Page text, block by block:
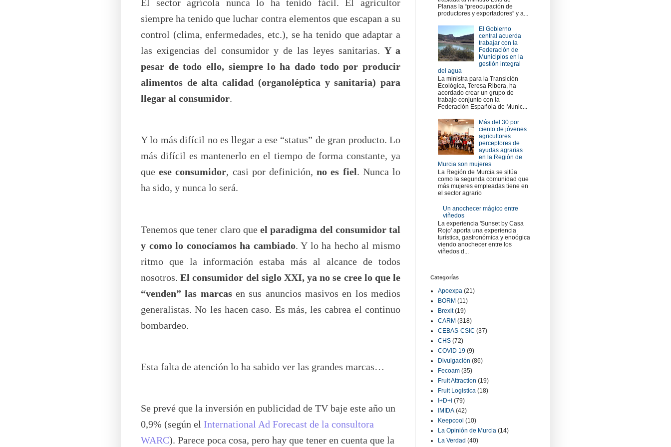
El sector agrícola nunca lo ha tenido fácil. El agricultor
siempre ha tenido que luchar contra elementos que escapan a su
control (clima, enfermedades, etc.), se ha tenido que adaptar a
las exigencias del consumidor y de las leyes sanitarias. Y a
pesar de todo ello, siempre lo ha dado todo por producir
alimentos de alta calidad (organoléptica y sanitaria) para
llegar al consumidor.
Y lo más difícil no es llegar a ese “status” de gran producto. Lo
más difícil es mantenerlo en el tiempo de forma constante, ya
queese consumidor, casi por definición,no es fiel. Nunca lo
ha sido, y nunca lo será.
Tenemos que tener claro queel paradigma del consumidor tal
y como lo conocíamos ha cambiado. Y lo ha hecho al mismo
ritmo que la información estaba más al alcance de todos
nosotros.El consumidor del siglo XXI, ya no se cree lo que le
“venden” las marcasen sus anuncios masivos en los medios
generalistas. No les hacen caso. Es más, les cabrea el continuo
bombardeo.
Esta falta de atención lo ha sabido ver las grandes marcas…
Se prevé que la inversión en publicidad de TV baje este año un
0,9% (según el International Ad Forecast de la consultora
WARC). Parece poca cosa, pero hay que tener en cuenta que la
Planas la “preocupación de
productores y exportadores” y a...
El Gobierno
central acuerda
trabajar con la
Federación de
Municipios en la
gestión integral
del agua
La ministra para la Transición
Ecológica, Teresa Ribera, ha
acordado crear un grupo de
trabajo conjunto con la
Federación Española de Munic...
Más del 30 por
ciento de jóvenes
agricultores
perceptores de
ayudas agrarias
en la Región de
Murcia son mujeres
La Región de Murcia se sitúa
como la segunda comunidad que
más mujeres empleadas tiene en
el sector agrario
Un anochecer mágico entre
viñedos
La experiencia 'Sunset by Casa
Rojo' aporta una experiencia
turística, gastronómica y enoógica
viendo anochecer entre los
viñedos d...
Categorías
Apoexpa (21)
BORM (11)
Brexit (19)
CARM (318)
CEBAS-CSIC (37)
CHS (72)
COVID 19 (9)
Divulgación (86)
Fecoam (35)
Fruit Attraction (19)
Fruit Logistica (18)
I+D+i (79)
IMIDA (42)
Keepcool (10)
La Opinión de Murcia (14)
La Verdad (40)